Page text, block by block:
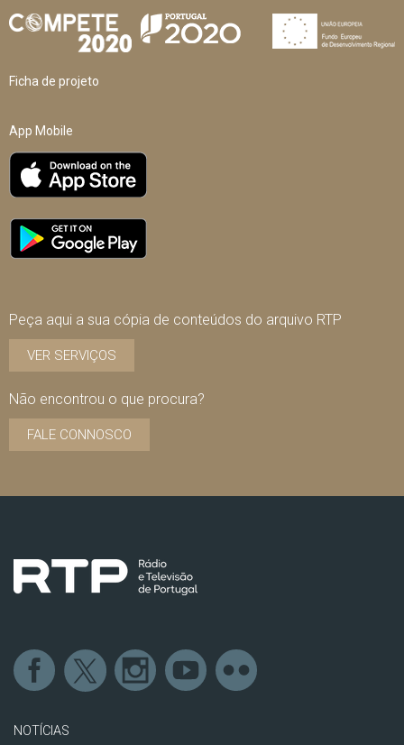
Ficha de projeto
App Mobile
Peça aqui a sua cópia de conteúdos do arquivo RTP
VER SERVIÇOS
Não encontrou o que procura?
FALE CONNOSCO
NOTÍCIAS